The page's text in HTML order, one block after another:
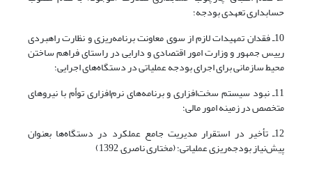
حسابداری تعهدی بودجه؛
10ـ فقدان تمهیدات لازم از سوی معاونت برنامه‌ریزی و نظارت راهبردی
رییس جمهور و وزارت امور اقتصادی و دارایی در راستای فراهم ساختن
محیط سازمانی برای اجرای بودجه عملیاتی در دستگاه‌های اجرایی؛
11ـ نبود سیستم سخت‌افزاری و برنامه‌های نرم‌افزاری توأم با نیروهای
متخصص در زمینه امور مالی؛
12ـ تأخیر در استقرار مدیریت جامع عملکرد در دستگاه‌ها بعنوان
پیش‌نیاز بودجه‌ریزی عملیاتی؛ (مختاری ناصری, 1392)